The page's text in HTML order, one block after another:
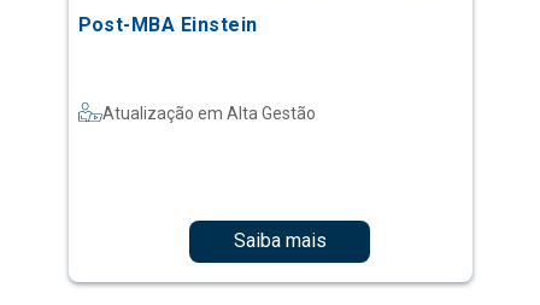
Post-MBA Einstein
Atualização em Alta Gestão
Saiba mais